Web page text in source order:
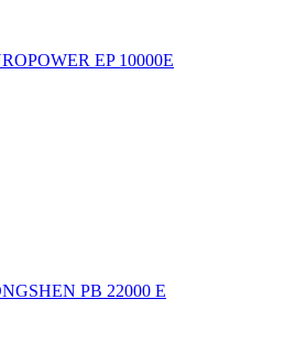
EP 10000Е
PB 22000 E